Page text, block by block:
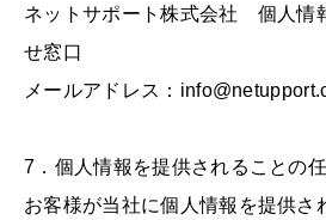
ネットサポート株式会社 個人情
せ窓口
メールアドレス：
7．個人情報を提供されることの
お客様が当社に個人情報を提供さ